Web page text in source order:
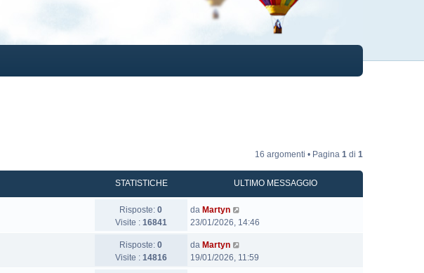
16 argomenti • Pagina 1 di 1
STATISTICHE ULTIMO MESSAGGIO
Risposte: 0
Visite : 16841
U
l
i
m
da Martyn
23/01/2026, 14:46
Risposte: 0
Visite : 14816
U
l
da Martyn
19/01/2026, 11:59